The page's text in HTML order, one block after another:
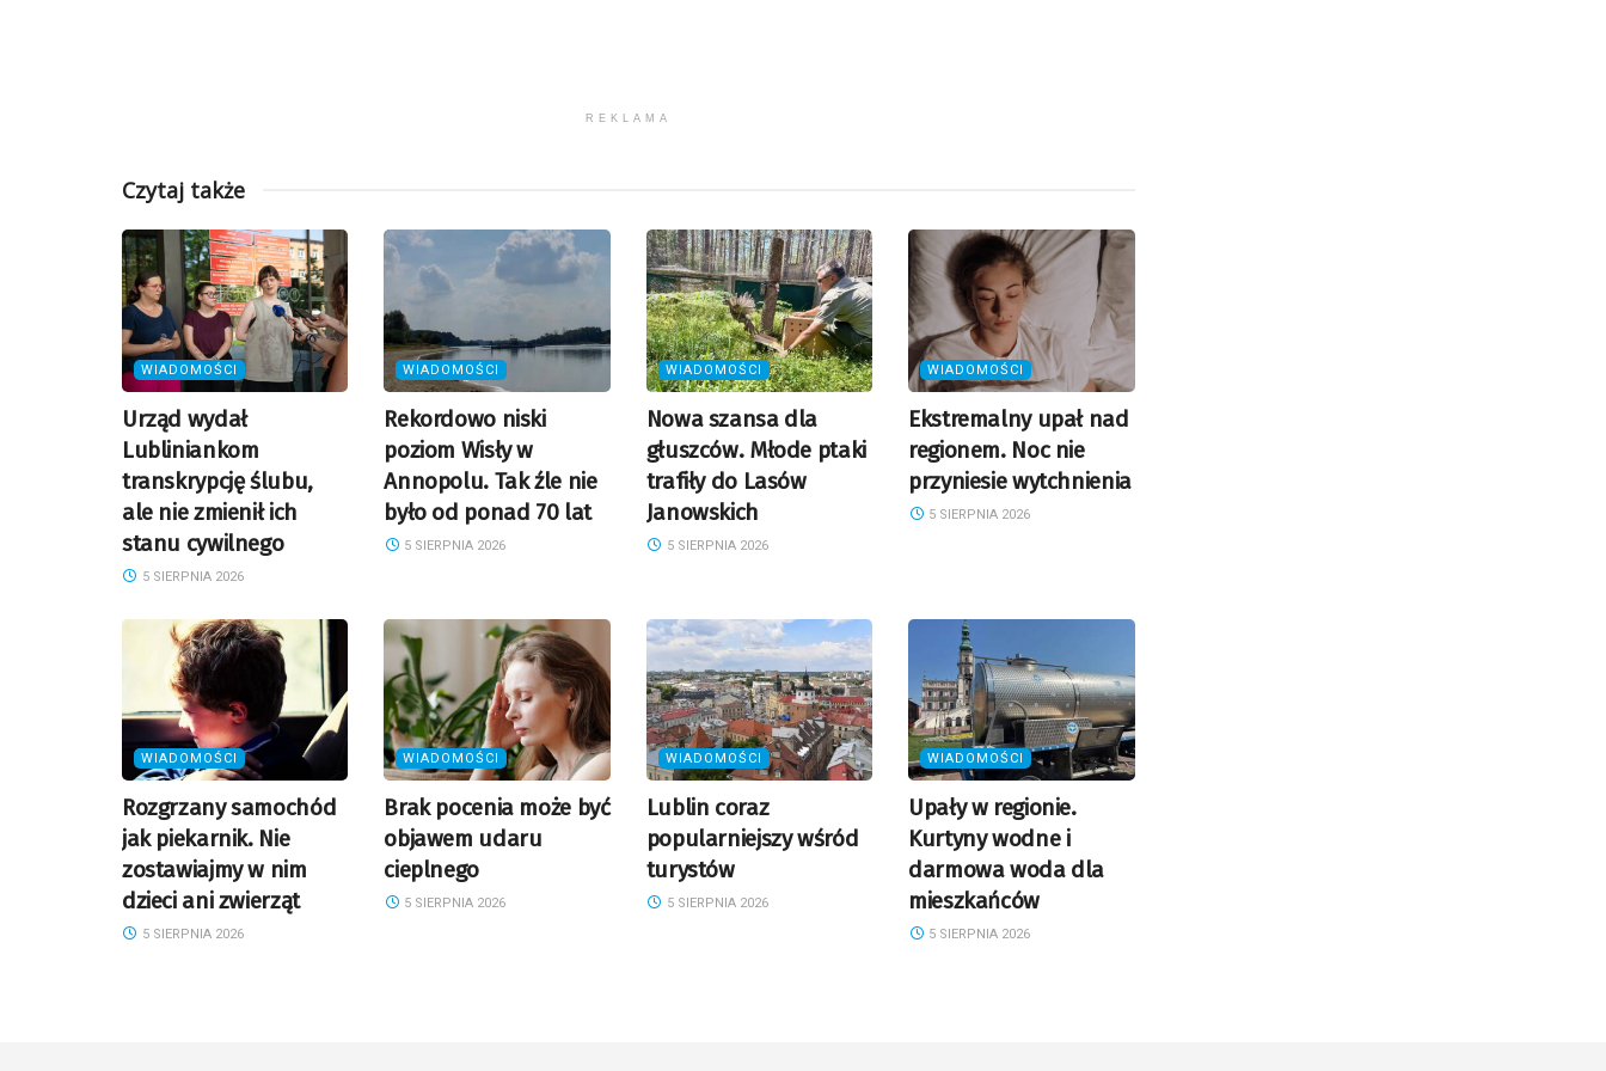
REKLAMA
Czytaj także
WIADOMOŚCI
Urząd wydał
Lubliniankom
transkrypcję ślubu,
ale nie zmienił ich
stanu cywilnego
5 SIERPNIA 2026
WIADOMOŚCI
Rekordowo niski
poziom Wisły w
Annopolu. Tak źle nie
było od ponad 70 lat
5 SIERPNIA 2026
WIADOMOŚCI
Nowa szansa dla
głuszców. Młode ptaki
trafiły do Lasów
Janowskich
5 SIERPNIA 2026
WIADOMOŚCI
Ekstremalny upał nad
regionem. Noc nie
przyniesie wytchnienia
5 SIERPNIA 2026
WIADOMOŚCI
Rozgrzany samochód
jak piekarnik. Nie
zostawiajmy w nim
dzieci ani zwierząt
5 SIERPNIA 2026
WIADOMOŚCI
Brak pocenia może być
objawem udaru
cieplnego
5 SIERPNIA 2026
WIADOMOŚCI
Lublin coraz
popularniejszy wśród
turystów
5 SIERPNIA 2026
WIADOMOŚCI
Upały w regionie.
Kurtyny wodne i
darmowa woda dla
mieszkańców
5 SIERPNIA 2026